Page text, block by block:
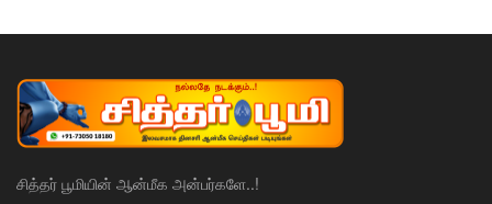
சித்தர் பூமியின் ஆன்மீக அன்பர்களே..!